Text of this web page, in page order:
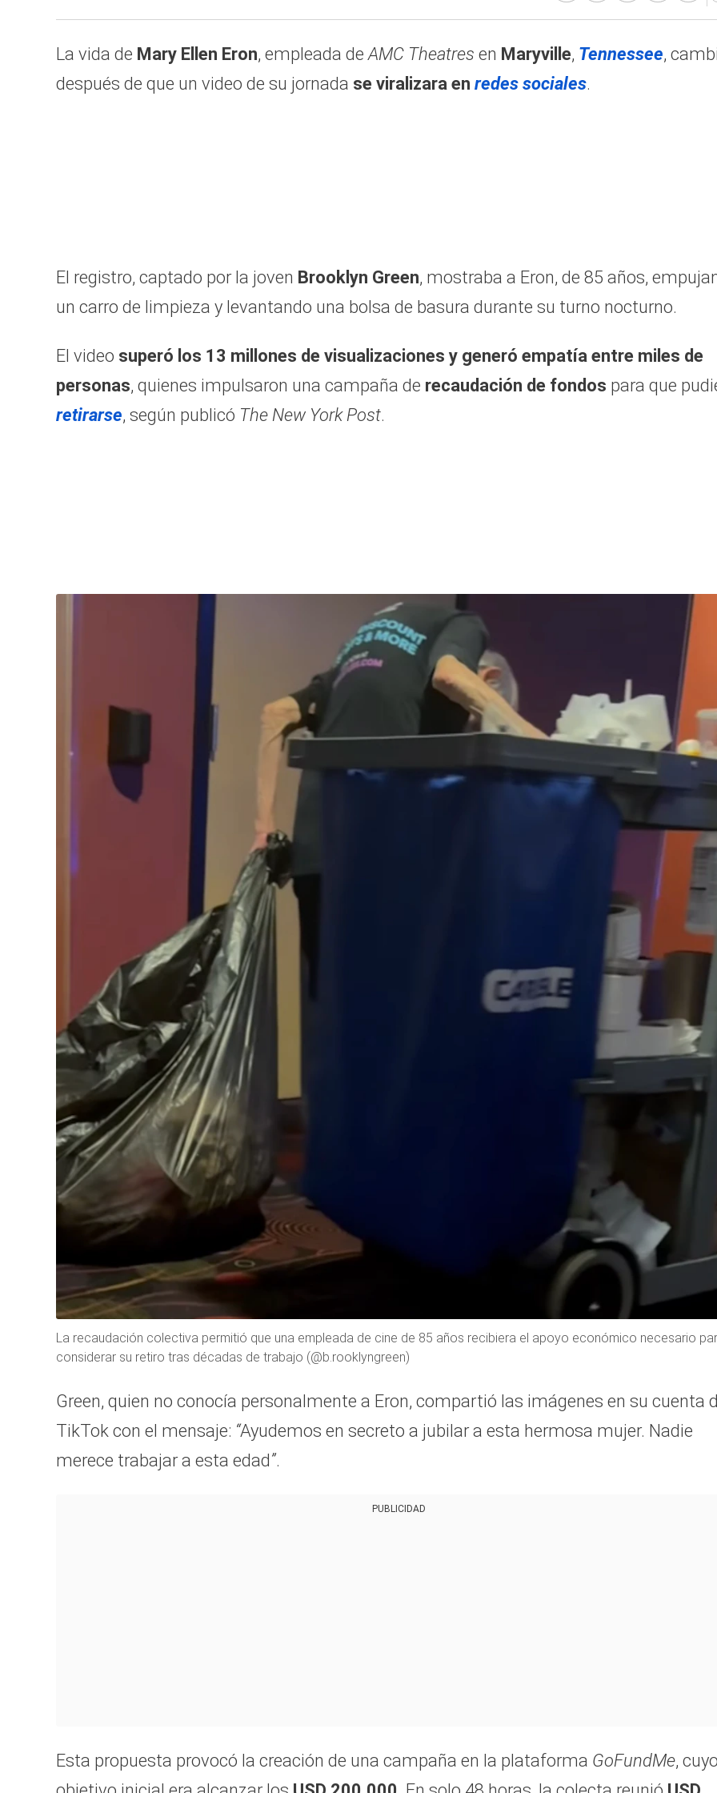
La vida de Mary Ellen Eron, empleada de AMC Theatres en Maryville, Tennessee,
después de que un video de su jornada se viralizara en redes sociales.
El registro, captado por la joven Brooklyn Green, mostraba a Eron, de 85 años,
un carro de limpieza y levantando una bolsa de basura durante su turno nocturno.
El video superó los 13 millones de visualizaciones y generó empatía entre miles de
personas, quienes impulsaron una campaña de recaudación de fondos para que
retirarse, según publicó The New York Post.
La recaudación colectiva permitió que una empleada de cine de 85 años recibiera el apoyo económico necesario
considerar su retiro tras décadas de trabajo (@b.rooklyngreen)
Green, quien no conocía personalmente a Eron, compartió las imágenes en su cuenta
TikTok con el mensaje: “Ayudemos en secreto a jubilar a esta hermosa mujer. Nadie
merece trabajar a esta edad ”.
PUBLICIDAD
Esta propuesta provocó la creación de una campaña en la plataforma GoFundMe,